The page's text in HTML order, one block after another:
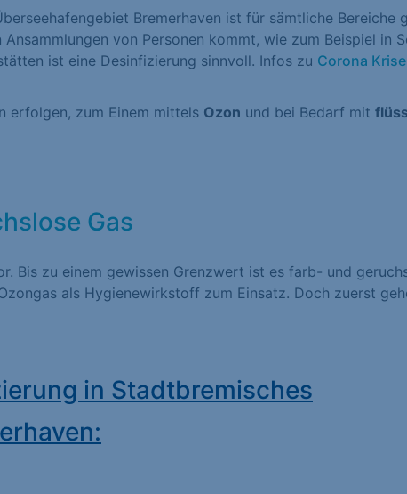
Bremerhaven ist für sämtliche Bereiche
von Personen kommt, wie zum Beispiel in
ist eine Desinfizierung sinnvoll. Infos zu Corona Krise
erfolgen, zum Einem mittels Ozon und bei Bedarf mit
Gas
Bis zu einem gewissen Grenzwert ist es farb- und
als Hygienewirkstoff zum Einsatz. Doch zuerst
in Stadtbremisches
Informationen anonym. Diese Informationen helfen uns zu verstehen, wie
Cookies erfassen Informationen anonym. Diese Informationen helfen uns
werden von Drittanbietern oder Publishern verwendet, um personalisierte
über Websites hinweg verfolgen.
(1)
und Social-Media-Plattformen werden standardmäßig blockiert.
Cookie-Informationen anzeigen